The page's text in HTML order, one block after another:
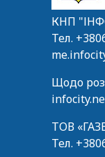
КНП
Тел.
Щодо
ТОВ
Тел.